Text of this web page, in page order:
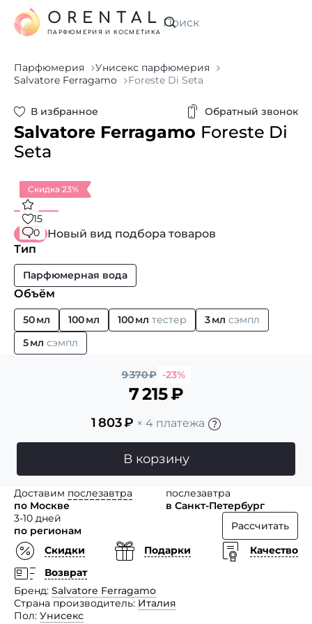
Искать
ORENTAL
ПАРФЮМЕРИЯ И КОСМЕТИКА
Парфюмерия
Унисекс парфюмерия
Salvatore Ferragamo
Foreste Di Seta
В избранное Обратный звонок
Salvatore Ferragamo Foreste Di
Seta
Скидка 23%
15
0
Новый вид подбора товаров
Тип
Парфюмерная вода
Объём
50 мл 100 мл 100 мл тестер 3 мл сэмпл
5 мл сэмпл
9 370₽ -23%
7 215₽
1 803₽ × 4 платежа
В корзину
Доставим послезавтра
по Москве
послезавтра
в Санкт-Петербург
3-10 дней
по регионам
Рассчитать
Скидки
Подарки
Качество
Возврат
Бренд Salvatore Ferragamo
Страна производитель Италия
Пол Унисекс